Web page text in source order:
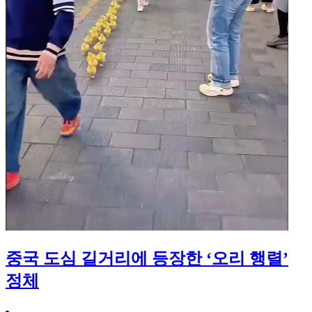
중국 도심 길거리에 등장한 ‘오리 행렬’
정체